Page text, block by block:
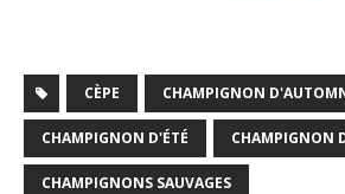
e
b
o
CÈPE CHAMPIGNON
CHAMPIGNON D'ÉTÉ CHAMPIGNON
CHAMPIGNONS SAUVAGES